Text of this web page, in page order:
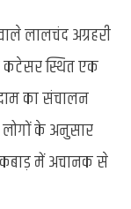
लालचंद अग्रहरी
कटेसर स्थित एक
का संचालन
लोगों के अनुसार
कबाड़ में अचानक से